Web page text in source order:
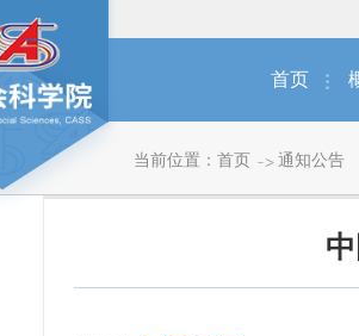
首页
当前位置： 首页 通知公告